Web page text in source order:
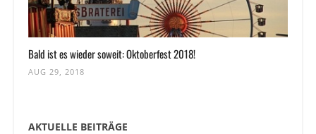
Bald ist es wieder soweit: Oktoberfest 2018!
AUG 29, 2018
AKTUELLE BEITRÄGE